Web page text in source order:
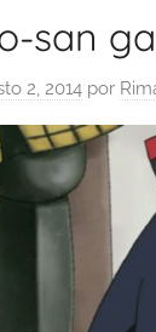
san
2, 2014 por